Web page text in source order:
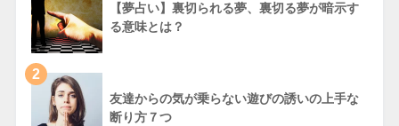
【夢占い】裏切られる夢、裏切る夢が暗示す
る意味とは？
2
友達からの気が乗らない遊びの誘いの上手な
断り方７つ